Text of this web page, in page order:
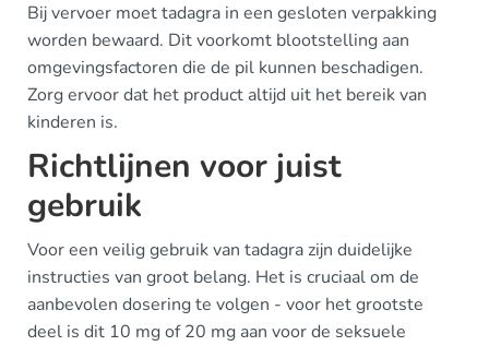
Bij vervoer moet tadagra in een gesloten verpakking
worden bewaard. Dit voorkomt blootstelling aan
omgevingsfactoren die de pil kunnen beschadigen.
Zorg ervoor dat het product altijd uit het bereik van
kinderen is.
Richtlijnen voor juist
gebruik
Voor een veilig gebruik van tadagra zijn duidelijke
instructies van groot belang. Het is cruciaal om de
aanbevolen dosering te volgen - voor het grootste
deel is dit 10 mg of 20 mg aan voor de seksuele